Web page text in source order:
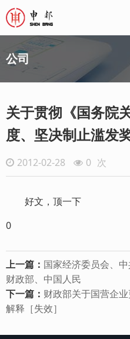
公司
关于贯彻《国务院
度、坚决制止滥发
2012-02-28 0 次
好文，顶一下
0
上一篇： 国家经济委员会、中
财政部、中国人民
下一篇： 财政部关于国营企
解释［失效］